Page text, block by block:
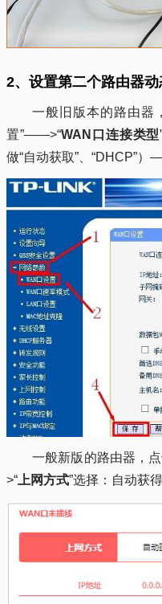
2、设置第二个路由器动
一般旧版本的路由器
置”——>“WAN口连接类型
做“自动获取”、“DHCP”）
一般新版的路由器，
>“ 上网方式”选择：自动获